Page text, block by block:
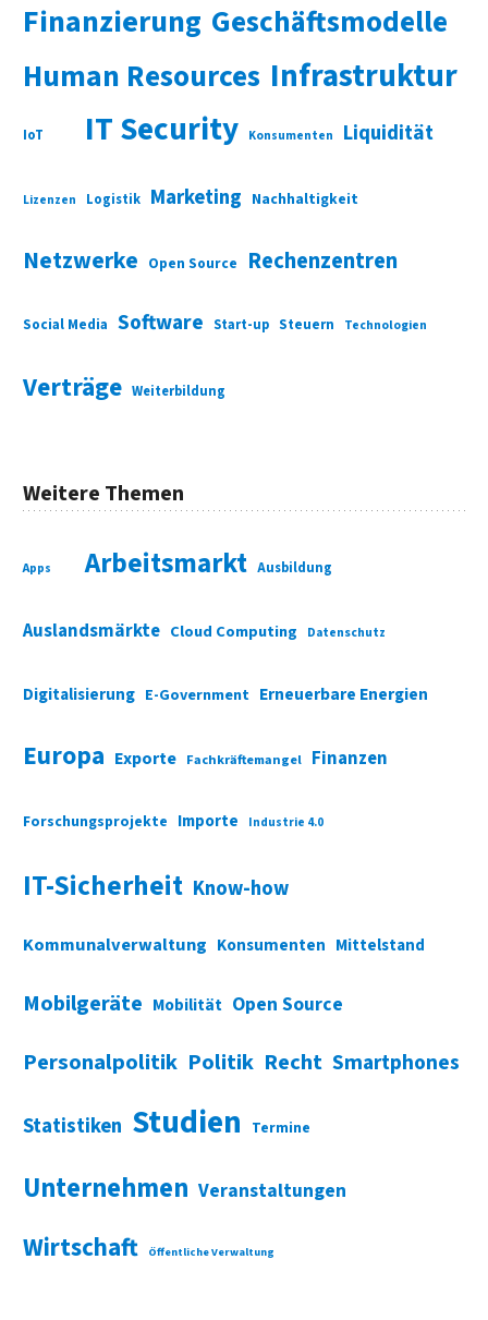
Finanzierung Geschäftsmodelle
Human Resources Infrastruktur
IoT IT Security Konsumenten Liquidität
Lizenzen Logistik Marketing Nachhaltigkeit
Netzwerke Open Source Rechenzentren
Social Media Software Start-up Steuern Technologien
Verträge Weiterbildung
Weitere Themen
Apps Arbeitsmarkt Ausbildung
Auslandsmärkte Cloud Computing Datenschutz
Digitalisierung E-Government Erneuerbare Energien
Europa Exporte Fachkräftemangel Finanzen
Forschungsprojekte Importe Industrie 4.0
IT-Sicherheit Know-how
Kommunalverwaltung Konsumenten Mittelstand
Mobilgeräte Mobilität Open Source
Personalpolitik Politik Recht Smartphones
Statistiken Studien Termine
Unternehmen Veranstaltungen
Wirtschaft Öffentliche Verwaltung